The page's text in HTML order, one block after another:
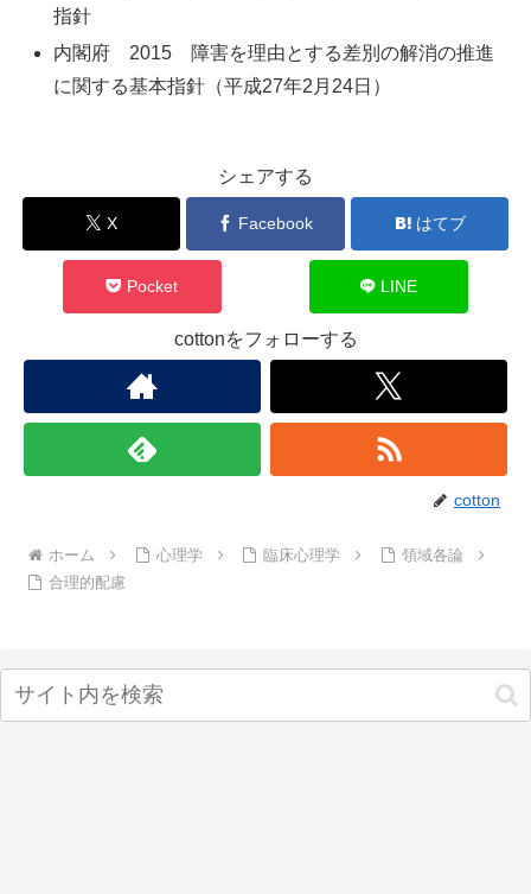
指針
内閣府 2015 障害を理由とする差別の解消の推進
に関する基本指針（平成27年2月24日）
シェアする
X Facebook はてブ
Pocket LINE
cottonをフォローする
cotton
ホーム 心理学 臨床心理学
領域各論
合理的配慮